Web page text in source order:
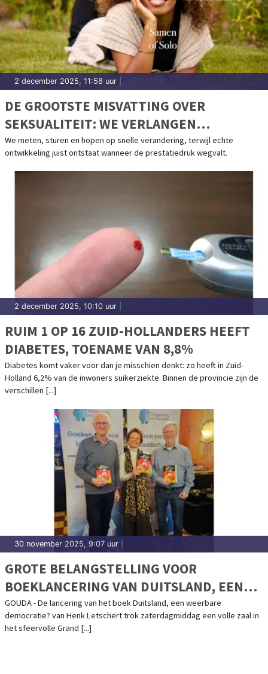
2 december 2025, 11:58 uur
DE GROOTSTE MISVATTING OVER
SEKSUALITEIT: WE VERLANGEN
RESULTAAT, MAAR HET LICHAAM VRAAGT
OM RUIMTE
We meten, sturen en hopen op snelle verandering, terwijl echte
ontwikkeling juist ontstaat wanneer de prestatiedruk wegvalt.
2 december 2025, 10:10 uur
RUIM 1 OP 16 ZUID-HOLLANDERS HEEFT
DIABETES, TOENAME VAN 8,8%
Diabetes komt vaker voor dan je misschien denkt: zo heeft in Zuid-
Holland 6,2% van de inwoners suikerziekte. Binnen de provincie zijn de
verschillen [...]
30 november 2025, 9:07 uur
GROTE BELANGSTELLING VOOR
BOEKLANCERING VAN DUITSLAND, EEN
WEERBARE DEMOCRATIE? VAN HENK
LETSCHERT IN GOUDA
GOUDA - De lancering van het boek Duitsland, een weerbare
democratie? van Henk Letschert trok zaterdagmiddag een volle zaal in
het sfeervolle Grand [...]